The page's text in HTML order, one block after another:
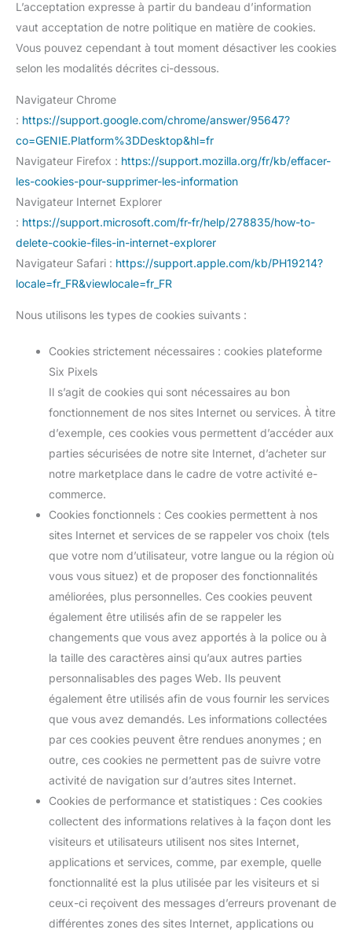
L’acceptation expresse à partir du bandeau d’information
vaut acceptation de notre politique en matière de cookies.
Vous pouvez cependant à tout moment désactiver les cookies
selon les modalités décrites ci-dessous.
Navigateur Chrome
: https://support.google.com/chrome/answer/95647?
co=GENIE.Platform%3DDesktop&hl=fr
Navigateur Firefox : https://support.mozilla.org/fr/kb/effacer-
les-cookies-pour-supprimer-les-information
Navigateur Internet Explorer
: https://support.microsoft.com/fr-fr/help/278835/how-to-
delete-cookie-files-in-internet-explorer
Navigateur Safari : https://support.apple.com/kb/PH19214?
locale=fr_FR&viewlocale=fr_FR
Nous utilisons les types de cookies suivants :
Cookies strictement nécessaires : cookies plateforme
Six Pixels
Il s’agit de cookies qui sont nécessaires au bon
fonctionnement de nos sites Internet ou services. À titre
d’exemple, ces cookies vous permettent d’accéder aux
parties sécurisées de notre site Internet, d’acheter sur
notre marketplace dans le cadre de votre activité e-
commerce.
Cookies fonctionnels : Ces cookies permettent à nos
sites Internet et services de se rappeler vos choix (tels
que votre nom d’utilisateur, votre langue ou la région où
vous vous situez) et de proposer des fonctionnalités
améliorées, plus personnelles. Ces cookies peuvent
également être utilisés afin de se rappeler les
changements que vous avez apportés à la police ou à
la taille des caractères ainsi qu’aux autres parties
personnalisables des pages Web. Ils peuvent
également être utilisés afin de vous fournir les services
que vous avez demandés. Les informations collectées
par ces cookies peuvent être rendues anonymes ; en
outre, ces cookies ne permettent pas de suivre votre
activité de navigation sur d’autres sites Internet.
Cookies de performance et statistiques : Ces cookies
collectent des informations relatives à la façon dont les
visiteurs et utilisateurs utilisent nos sites Internet,
applications et services, comme, par exemple, quelle
fonctionnalité est la plus utilisée par les visiteurs et si
ceux-ci reçoivent des messages d’erreurs provenant de
différentes zones des sites Internet, applications ou